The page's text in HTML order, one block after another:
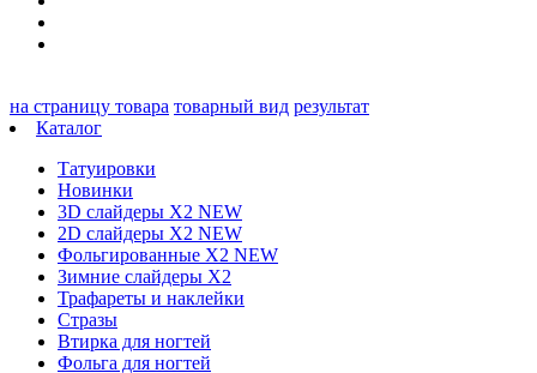
на страницу товара товарный вид результат
Каталог
Татуировки
Новинки
3D слайдеры X2 NEW
2D слайдеры X2 NEW
Фольгированные X2 NEW
Зимние слайдеры Х2
Трафареты и наклейки
Стразы
Втирка для ногтей
Фольга для ногтей